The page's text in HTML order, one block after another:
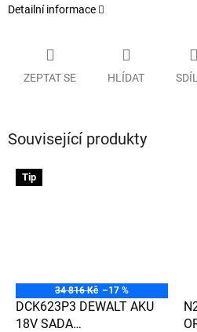
Detailní informace
ZEPTAT SE HLÍDAT
Související produkty
Tip
34 816 Kč –17 %
DCK623P3 DEWALT AKU
18V SADA